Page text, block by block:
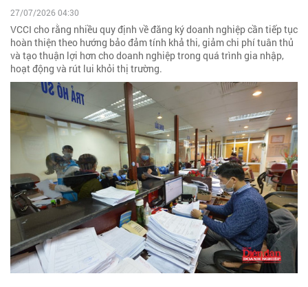
27/07/2026 04:30
VCCI cho rằng nhiều quy định về đăng ký doanh nghiệp cần tiếp tục
hoàn thiện theo hướng bảo đảm tính khả thi, giảm chi phí tuân thủ
và tạo thuận lợi hơn cho doanh nghiệp trong quá trình gia nhập,
hoạt động và rút lui khỏi thị trường.